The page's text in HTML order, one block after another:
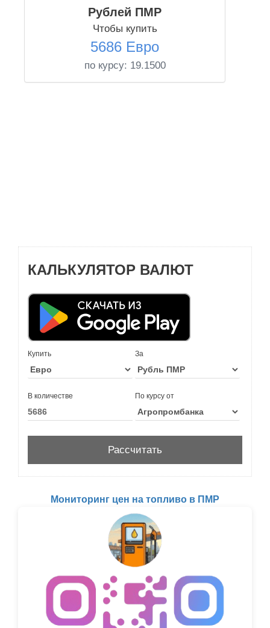
Рублей ПМР
Чтобы купить
5686 Евро
по курсу: 19.1500
КАЛЬКУЛЯТОР ВАЛЮТ
Купить За
В количестве По курсу от
Мониторинг цен на топливо в ПМР